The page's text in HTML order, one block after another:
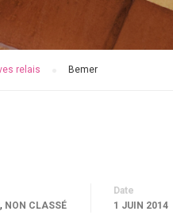
relais Bemer
, NON CLASSÉ
Date
1 JUIN 2014